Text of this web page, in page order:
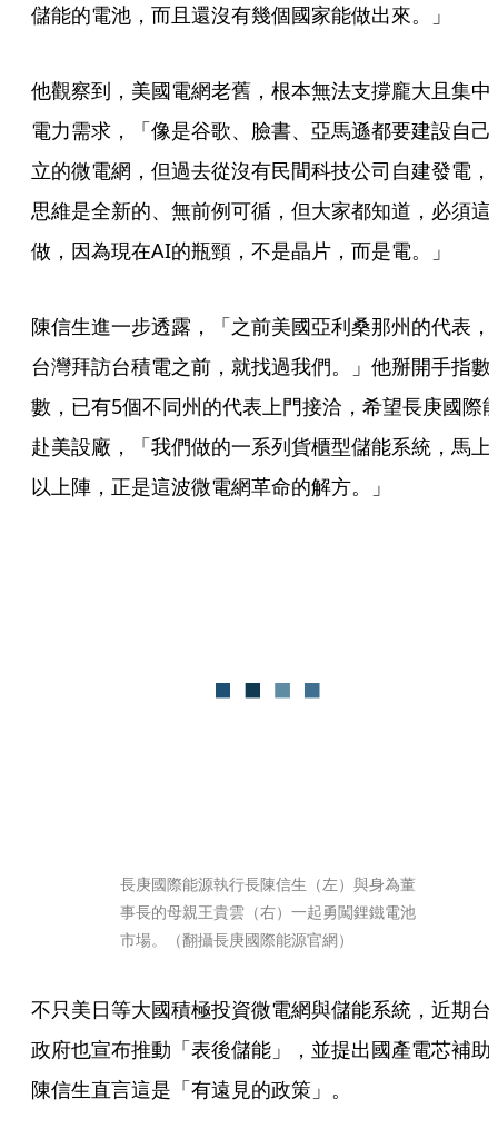
儲能的電池，而且還沒有幾個國家能做出來。」
他觀察到，美國電網老舊，根本無法支撐龐大且集中
電力需求，「像是谷歌、臉書、亞馬遜都要建設自己
立的微電網，但過去從沒有民間科技公司自建發電，
思維是全新的、無前例可循，但大家都知道，必須這
做，因為現在AI的瓶頸，不是晶片，而是電。」
陳信生進一步透露，「之前美國亞利桑那州的代表，
台灣拜訪台積電之前，就找過我們。」他掰開手指數
數，已有5個不同州的代表上門接洽，希望長庚國際
赴美設廠，「我們做的一系列貨櫃型儲能系統，馬上
以上陣，正是這波微電網革命的解方。」
長庚國際能源執行長陳信生（左）與身為董
事長的母親王貴雲（右）一起勇闖鋰鐵電池
市場。（翻攝長庚國際能源官網）
不只美日等大國積極投資微電網與儲能系統，近期台
政府也宣布推動「表後儲能」，並提出國產電芯補助
陳信生直言這是「有遠見的政策」。